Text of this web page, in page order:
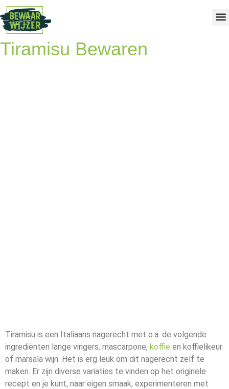
Tiramisu Bewaren
Tiramisu is een Italiaans nagerecht met o.a. de volgende
ingrediënten lange vingers, mascarpone, koffie en koffielikeur
of marsala wijn. Het is erg leuk om dit nagerecht zelf te
maken. Er zijn diverse variaties te vinden op het originele
recept en je kunt, naar eigen smaak, experimenteren met